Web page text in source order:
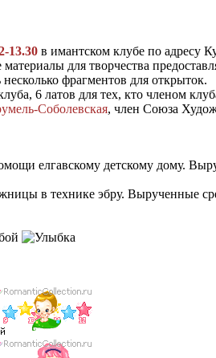
13.30 в имантском клубе по адресу
для творчества
фрагментов для открыток.
6 латов для тех, кто членом
Соболевская, член Союза
елгавскому детскому дому.
в технике эбру. Вырученные